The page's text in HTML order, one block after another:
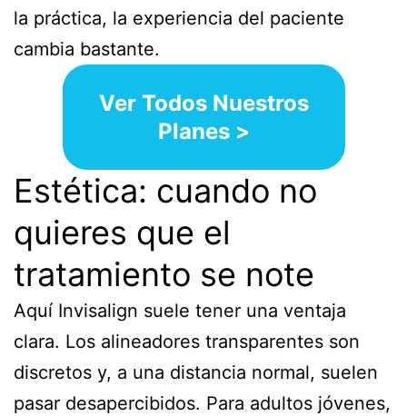
la práctica, la experiencia del paciente
cambia bastante.
Ver Todos Nuestros
Planes >
Estética: cuando no
quieres que el
tratamiento se note
Aquí Invisalign suele tener una ventaja
clara. Los alineadores transparentes son
discretos y, a una distancia normal, suelen
pasar desapercibidos. Para adultos jóvenes,